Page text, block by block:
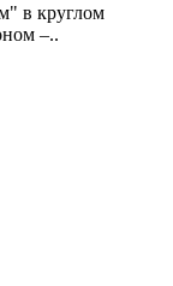
в круглом
–..